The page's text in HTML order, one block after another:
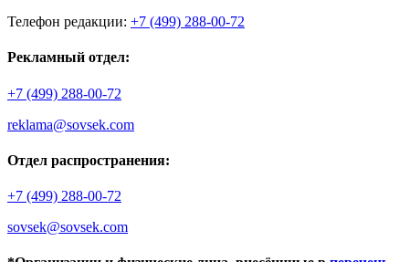
Телефон редакции: +7 (499) 288-00-72
Рекламный отдел:
+7 (499) 288-00-72
reklama@sovsek.com
Отдел распространения:
+7 (499) 288-00-72
sovsek@sovsek.com